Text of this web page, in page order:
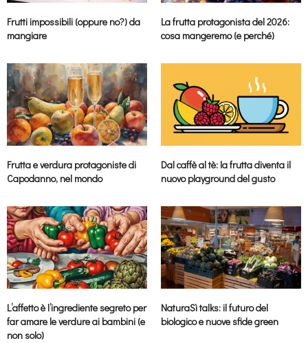
Frutti impossibili (oppure no?) da
mangiare
La frutta protagonista del 2026:
cosa mangeremo (e perché)
Frutta e verdura protagoniste di
Capodanno, nel mondo
Dal caffè al tè: la frutta diventa il
nuovo playground del gusto
L’affetto è l’ingrediente segreto per
far amare le verdure ai bambini (e
non solo)
NaturaSì talks: il futuro del
biologico e nuove sfide green